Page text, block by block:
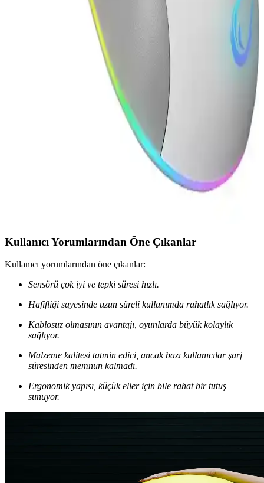
İki popüler oyuncu faresi A4Tech XL-750BH ve Attack Shark X3
Pro'nun tasarım, performans ve kullanıcı deneyimleri detaylı analiz
edilerek en uygun seçim yapılmasına yardımcı olur.
Logitech G G403 HERO ve Rampage ZENITH
PRO 4K Karşılaştırması: Özellikler ve Kullanıcı
Logitech G G403 HERO ve Rampage ZENITH PRO 4K
farelerinin özellikleri, performansları ve kullanıcı yorumlarıyla
detaylı karşılaştırması. Hangi ürün ihtiyaçlarınıza daha uygun?
Rampage SMX-R21 ve SMX-R51 Oyuncu Fareleri
Bu karşılaştırmada Rampage SMX-R21 ile SMX-R51 farelerinin
Kullanıcı Yorumlarından Öne Çıkanlar
Kullanıcı yorumlarından öne çıkanlar:
Sensörü çok iyi ve tepki süresi hızlı.
Hafifliği sayesinde uzun süreli kullanımda rahatlık sağlıyor.
Kablosuz olmasının avantajı, oyunlarda büyük kolaylık
sağlıyor.
Malzeme kalitesi tatmin edici, ancak bazı kullanıcılar şarj
süresinden memnun kalmadı.
Ergonomik yapısı, küçük eller için bile rahat bir tutuş
sunuyor.